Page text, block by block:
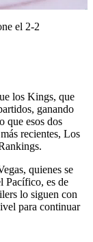
el 2-2
los Kings, que
ganando
que esos dos
recientes, Los
quienes se
Pacífico, es de
lo siguen con
para continuar